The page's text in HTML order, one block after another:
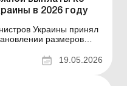
в 2026 году
Украины принял
размеров
Украины "О
их социальной
19.05.2026